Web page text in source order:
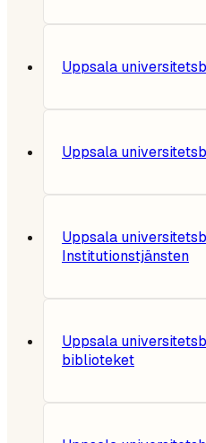
Uppsala
Uppsala
Uppsala
Institutionstjänsten
Uppsala
biblioteket